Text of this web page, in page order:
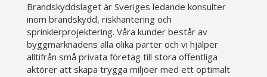
Brandskyddslaget är Sveriges ledande konsulter
inom brandskydd, riskhantering och
sprinklerprojektering. Våra kunder består av
byggmarknadens alla olika parter och vi hjälper
alltifrån små privata företag till stora offentliga
aktörer att skapa trygga miljöer med ett optimalt